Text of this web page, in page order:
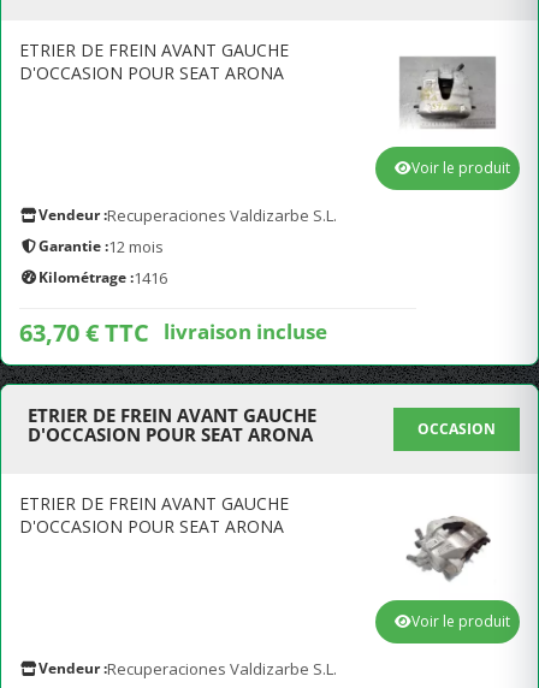
ETRIER DE FREIN AVANT GAUCHE
D'OCCASION POUR SEAT ARONA
Vendeur :Recuperaciones Valdizarbe S.L.
Garantie :12 mois
Kilométrage :1416
63,70 € TTC livraison incluse
Voir le produit
ETRIER DE FREIN AVANT GAUCHE
D'OCCASION POUR SEAT ARONA
OCCASION
ETRIER DE FREIN AVANT GAUCHE
D'OCCASION POUR SEAT ARONA
Vendeur :Recuperaciones Valdizarbe S.L.
Voir le produit